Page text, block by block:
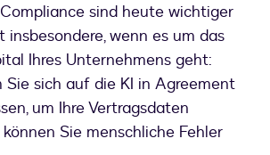
sind heute wichtiger
insbesondere, wenn es um das
Ihres Unternehmens geht:
Sie sich auf die KI in Agreement
um Ihre Vertragsdaten
Sie menschliche Fehler